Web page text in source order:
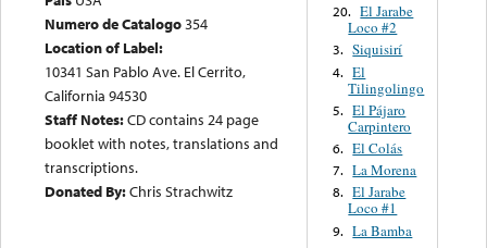
Numero de Catalogo354
Location of Label:
10341 San Pablo Ave. El Cerrito,
California 94530
Staff Notes:CD contains 24 page
booklet with notes, translations and
transcriptions.
Donated By:Chris Strachwitz
20. El Jarabe
Loco #2
3. Siquisirí
4. El
Tilingolingo
5. El Pájaro
Carpintero
6. El Colás
7. La Morena
8. El Jarabe
Loco #1
9. La Bamba